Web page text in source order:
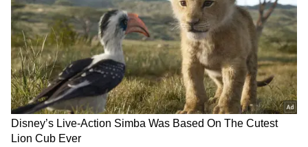
ಹೊರಬಿದ್ದರು.ಸರ್ಬಿಯಾದ ಡುಸಾನ್ ಲಜೊವಿಚ್ ಜೊತೆಗೂಡಿ
ಕಣಕ್ಕಿಳಿದಿದ್ದ ನಗಾಲ್, ಸ್ಪೇನ್‌ನ ಮುನಾ‌ - ಪೆಡೊ ಮಾಟಿನೆಜ್
ವಿರುದ್ಧ 2-6, 2-6ರಲ್ಲಿ ಸೋಲನುಭವಿಸಿದರು.
ಏಷ್ಯಾ ಡಬಲ್ಸ್‌ ಸ್ಕ್ವಾಶ್‌ ಕೂಟ ಇಂದಿನಿಂದ ಶುರು
DOWNLOAD APP